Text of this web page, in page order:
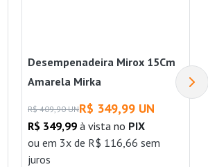
Desempenadeira Mirox 15Cm
Amarela Mirka
R$ 409,90 UNR$ 349,99 UN
R$ 349,99 à vista no PIX
ou em 3x de R$ 116,66 sem
juros